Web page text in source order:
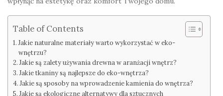
Table of Contents
Jakie naturalne materiały warto wykorzystać w eko-
wnętrzu?
Jakie są zalety używania drewna w aranżacji wnętrz?
Jakie tkaniny są najlepsze do eko-wnętrza?
Jakie są sposoby na wprowadzenie kamienia do wnętrza?
Jakie są ekologiczne alternatywy dla sztucznych